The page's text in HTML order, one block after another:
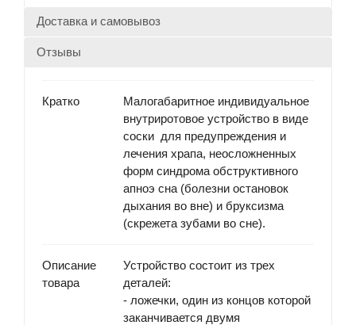
Доставка и самовывоз
Отзывы
Кратко
Малогабаритное индивидуальное
внутриротовое устройство в виде
соски для предупреждения и
лечения храпа, неосложненных
форм синдрома обструктивного
апноэ сна (болезни остановок
дыхания во вне) и бруксизма
(скрежета зубами во сне).
Описание
товара
Устройство состоит из трех
деталей:
- ложечки, один из концов которой
заканчивается двумя